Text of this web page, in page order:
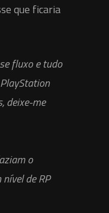
que ficaria
fluxo e tudo
deixe-me
o
de RP